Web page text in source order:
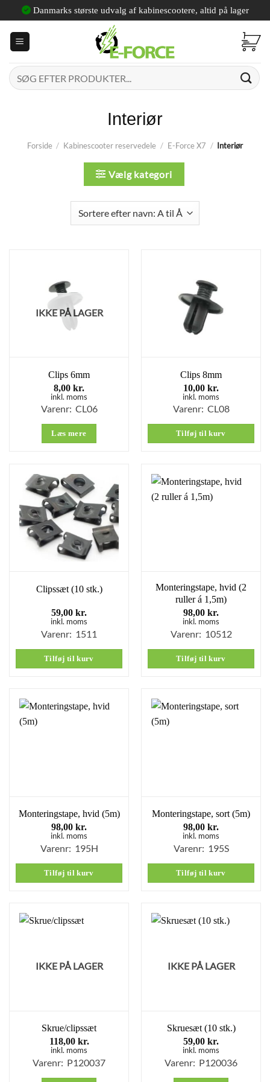
Fortsæt
til
indhold
Danmarks største udvalg af kabinescootere, altid på lager
Søg
efter:
Interiør
Forside / Kabinescooter reservedele / E-Force X7 / Interiør
Vælg kategori
IKKE PÅ LAGER
Clips 6mm
8,00 kr.
inkl. moms
Varenr: CL06
Læs mere
Clips 8mm
10,00 kr.
inkl. moms
Varenr: CL08
Tilføj til kurv
Clipssæt (10 stk.)
59,00 kr.
inkl. moms
Varenr: 1511
Tilføj til kurv
Monteringstape, hvid (2
ruller á 1,5m)
98,00 kr.
inkl. moms
Varenr: 10512
Tilføj til kurv
Monteringstape, hvid (5m)
98,00 kr.
inkl. moms
Varenr: 195H
Tilføj til kurv
Monteringstape, sort (5m)
98,00 kr.
inkl. moms
Varenr: 195S
Tilføj til kurv
IKKE PÅ LAGER
Skrue/clipssæt
118,00 kr.
inkl. moms
Varenr: P120037
IKKE PÅ LAGER
Skruesæt (10 stk.)
59,00 kr.
inkl. moms
Varenr: P120036